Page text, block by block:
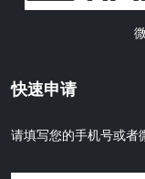
快速申请
请填写您的手机号或者